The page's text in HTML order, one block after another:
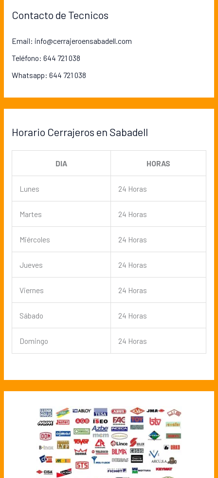
Contacto de Tecnicos
Email: info@cerrajeroensabadell.com
Teléfono: 644 721 038
Whatsapp: 644 721 038
Horario Cerrajeros en Sabadell
DIA HORAS
Lunes 24 Horas
Martes 24 Horas
Miércoles 24 Horas
Jueves 24 Horas
Viernes 24 Horas
Sábado 24 Horas
Domingo 24 Horas